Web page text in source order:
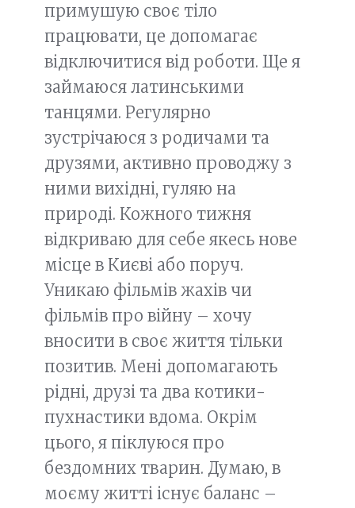
примушую своє тіло
працювати, це допомагає
відключитися від роботи. Ще я
займаюся латинськими
танцями. Регулярно
зустрічаюся з родичами та
друзями, активно проводжу з
ними вихідні, гуляю на
природі. Кожного тижня
відкриваю для себе якесь нове
місце в Києві або поруч.
Уникаю фільмів жахів чи
фільмів про війну – хочу
вносити в своє життя тільки
позитив. Мені допомагають
рідні, друзі та два котики-
пухнастики вдома. Окрім
цього, я піклуюся про
бездомних тварин. Думаю, в
моєму житті існує баланс –